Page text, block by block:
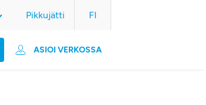
ASIOI VERKOSSA
Pikkujätti FI